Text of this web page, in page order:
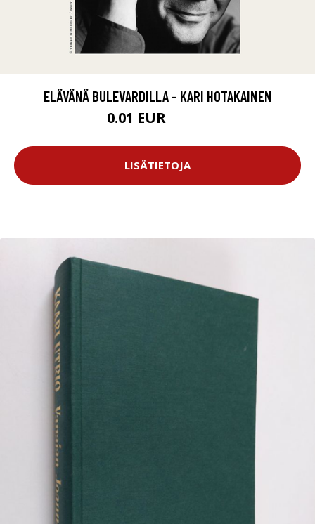
ELÄVÄNÄ BULEVARDILLA - KARI HOTAKAINEN
0.01 EUR
LISÄTIETOJA